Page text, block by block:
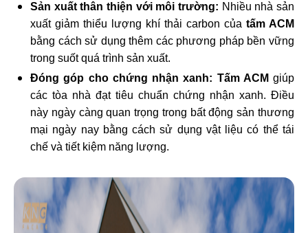
Sản xuất thân thiện với môi trường: Nhiều nhà sản
xuất giảm thiểu lượng khí thải carbon của tấm ACM
bằng cách sử dụng thêm các phương pháp bền vững
trong suốt quá trình sản xuất.
Đóng góp cho chứng nhận xanh: Tấm ACM giúp
các tòa nhà đạt tiêu chuẩn chứng nhận xanh. Điều
này ngày càng quan trọng trong bất động sản thương
mại ngày nay bằng cách sử dụng vật liệu có thể tái
chế và tiết kiệm năng lượng.